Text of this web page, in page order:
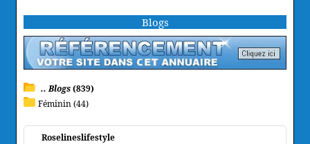
Blogs
.. Blogs(839)
Féminin (44)
Roselineslifestyle